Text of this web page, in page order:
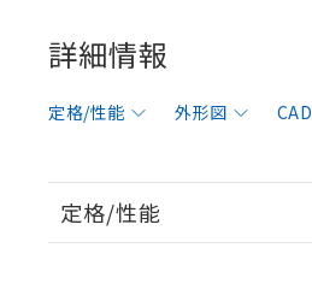
詳細情報
定格/性能 外形図 CAD
定格/性能